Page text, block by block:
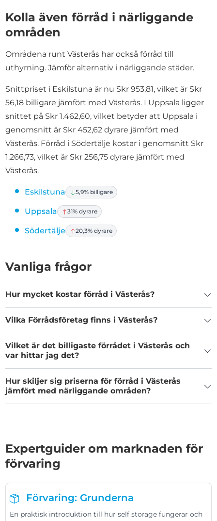
Kolla även förråd i närliggande
områden
Områdena runt Västerås har också förråd till
uthyrning. Jämför alternativ i närliggande städer.
Snittpriset i Eskilstuna är nu Skr 953,81, vilket är Skr
56,18 billigare jämfört med Västerås. I Uppsala ligger
snittet på Skr 1.462,60, vilket betyder att Uppsala i
genomsnitt är Skr 452,62 dyrare jämfört med
Västerås. Förråd i Södertälje kostar i genomsnitt Skr
1.266,73, vilket är Skr 256,75 dyrare jämfört med
Västerås.
Eskilstuna 5,9% billigare
Uppsala 31% dyrare
Södertälje 20,3% dyrare
Vanliga frågor
Hur mycket kostar förråd i Västerås?
Vilka Förrådsföretag finns i Västerås?
Vilket är det billigaste förrådet i Västerås och
var hittar jag det?
Hur skiljer sig priserna för förråd i Västerås
jämfört med närliggande områden?
Expertguider om marknaden för
förvaring
Förvaring: Grunderna
En praktisk introduktion till hur self storage fungerar och